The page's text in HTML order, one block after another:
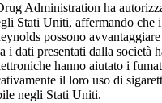
Administration ha
Stati Uniti, affermando che
possono
i dati presentati dalla società
hanno aiutato i
il loro uso di
negli Stati Uniti.